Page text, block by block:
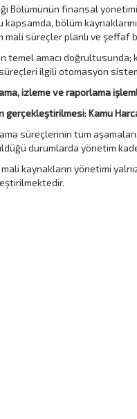
Bölümünün finansal
bölüm
süreçler planlı ve şeffaf
temel amacı
ilgili otomasyon
izleme ve raporlama
gerçekleştirilmesi: Kamu
süreçlerinin tüm aşamaları,
durumlarda yönetim
mali kaynakların yönetimi